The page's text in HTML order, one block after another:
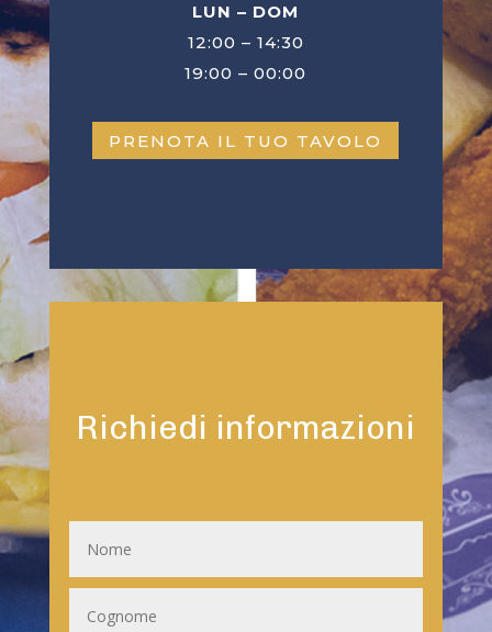
LUN – DOM
12:00 – 14:30
19:00 – 00:00
PRENOTA IL TUO TAVOLO
Richiedi informazioni